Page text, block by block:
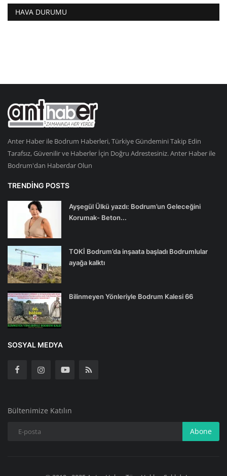
HAVA DURUMU
Anter Haber ile Bodrum Haberleri, Türkiye Gündemini Takip Edin
Tarafsız, Güvenilir ve Haberler İçin Doğru Adrestesiniz. Anter Haber ile
Bodrum'dan Haberdar Olun
TRENDING POSTS
Ayşegül Ülkü yazdı: Bodrum’un Geleceğini
Korumak- Beton...
TOKİ Bodrum’da inşaata başladı Bodrumlular
ayağa kalktı
Bilinmeyen Yönleriyle Bodrum Kalesi 66
SOSYAL MEDYA
Bültenimize Katılın
Abone